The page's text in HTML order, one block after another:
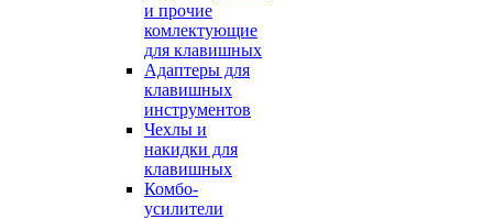
и прочие
комлектующие
для клавишных
Адаптеры для
клавишных
инструментов
Чехлы и
накидки для
клавишных
Комбо-
усилители